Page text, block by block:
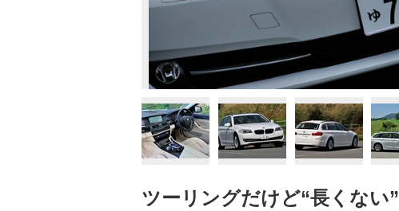
ツーリングだけど“長くない”